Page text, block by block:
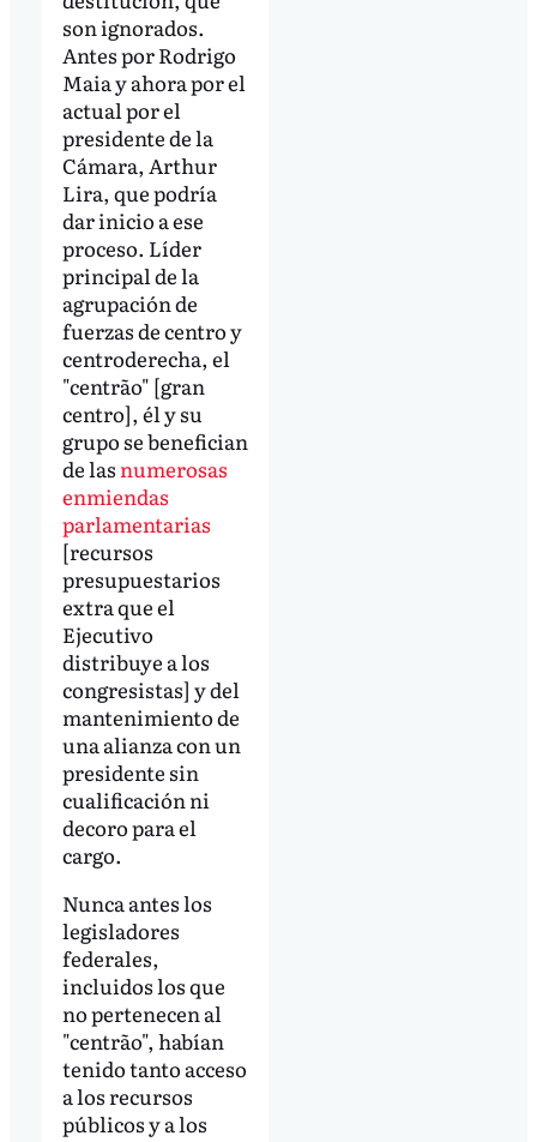
son ignorados.
Antes por Rodrigo
Maia y ahora por el
actual por el
presidente de la
Cámara, Arthur
Lira, que podría
dar inicio a ese
proceso. Líder
principal de la
agrupación de
fuerzas de centro y
centroderecha, el
"centrão" [gran
centro], él y su
grupo se benefician
de las numerosas
enmiendas
parlamentarias
[recursos
presupuestarios
extra que el
Ejecutivo
distribuye a los
congresistas] y del
mantenimiento de
una alianza con un
presidente sin
cualificación ni
decoro para el
cargo.
Nunca antes los
legisladores
federales,
incluidos los que
no pertenecen al
"centrão", habían
tenido tanto acceso
a los recursos
públicos y a los